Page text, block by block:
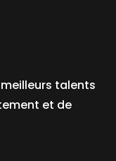
talents
et de